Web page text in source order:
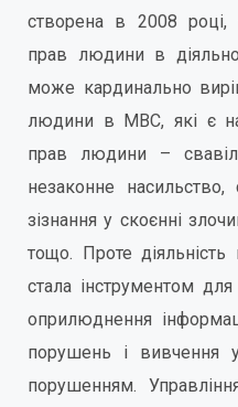
створена в 2008 році,
прав людини в
може кардинально
людини в МВС, які є
прав людини –
незаконне
зізнання у скоєнні
тощо. Проте
стала інструментом
оприлюднення
порушень і вивчення
порушенням.